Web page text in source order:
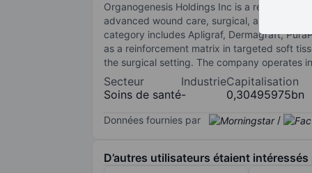
Organogenesis Holdings Inc is a
advanced wound care, surgical, and sports
category includes Apligraf, Dermagraft,
as a reinforcement matrix in targeted soft
the surgical setting. The company operates
Secteur
Soins de santé
Industrie
-
Capitalisation
0,30495975bn
Données fournies par /
D’autres utilisateurs étaient intéressés